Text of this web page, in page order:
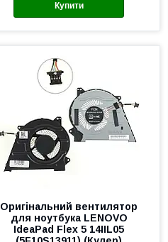
Купити
Оригінальний вентилятор
для ноутбука LENOVO
IdeaPad Flex 5 14IIL05